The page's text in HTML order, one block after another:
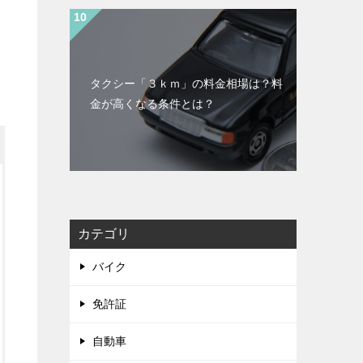
タクシー「３ｋｍ」の料金相場は？料
金が高くなる条件とは？
カテゴリ
バイク
免許証
自動車